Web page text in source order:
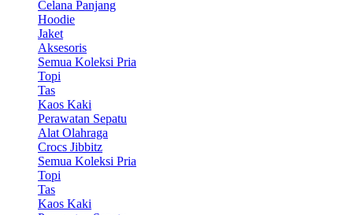
Celana Panjang
Hoodie
Jaket
Aksesoris
Semua Koleksi Pria
Topi
Tas
Kaos Kaki
Perawatan Sepatu
Alat Olahraga
Crocs Jibbitz
Semua Koleksi Pria
Topi
Tas
Kaos Kaki